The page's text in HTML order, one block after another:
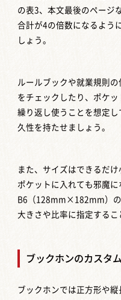
の表3、本文最後のページ
合計が4の倍数になるよう
しょう。
ルールブックや就業規則
をチェックしたり、ポケ
繰り返し使うことを想定し
久性を持たせましょう。
また、サイズはできるだけ
ポケットに入れても邪魔に
B6（128mm×182mm）の
大きさや比率に指定するこ
ブックホンのカスタ
ブックホンでは正方形や